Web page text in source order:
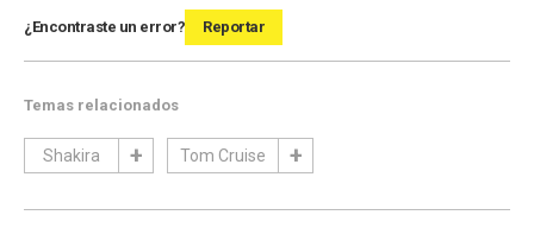
¿Encontraste un error? Reportar
Temas relacionados
Shakira Tom Cruise